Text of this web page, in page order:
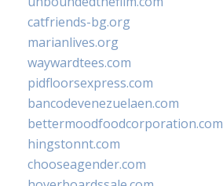
catfriends-bg.org
marianlives.org
waywardtees.com
pidfloorsexpress.com
bancodevenezuelaen.com
bettermoodfoodcorporation.com
hingstonnt.com
chooseagender.com